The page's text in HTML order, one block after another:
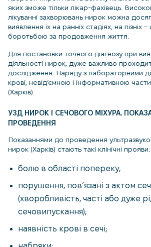
яких зможе тільки лікар-фахівець.
лікуванні захворювань нирок можна
виявлення їх на ранніх стадіях, на пізніх
боротьбою за продовження життя.
Для постановки точного діагнозу при
діяльності нирок, дуже важливо
дослідження. Наряду з лабораторними
крові, невід’ємною і інформативною
(Харків).
УЗД НИРОК І СЕЧОВОГО МІХУРА.
ПРОВЕДЕННЯ
Показаннями до проведення
нирок (Харків) стають такі клінічні прояви:
болю в області попереку;
порушення, пов’язані з актом
(хворобливість, часті або дуже
сечовипускання);
наявність крові в сечі;